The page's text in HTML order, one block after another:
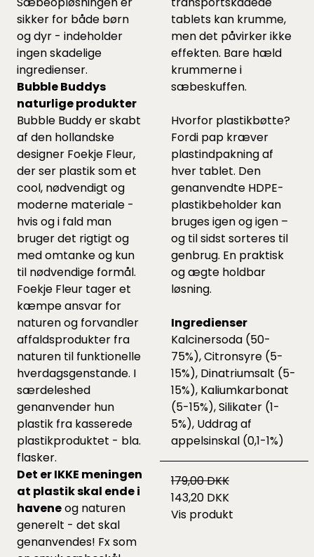
sikker for både børn
og dyr - indeholder
ingen skadelige
ingredienser.
Bubble Buddys
naturlige produkter
Bubble Buddy er skabt
af den hollandske
designer Foekje Fleur,
der ser plastik som et
cool, nødvendigt og
moderne materiale -
hvis og i fald man
bruger det rigtigt og
med omtanke og kun
til nødvendige formål.
Foekje Fleur tager et
kæmpe ansvar for
naturen og forvandler
affaldsprodukter fra
naturen til funktionelle
hverdagsgenstande. I
særdeleshed
genanvender hun
plastik fra kasserede
plastikproduktet - bla.
flasker.
Det er IKKE meningen
at plastik skal ende i
haveneog naturen
generelt - det skal
genanvendes! Fx som
tablets kan krumme,
men det påvirker ikke
effekten. Bare hæld
krummerne i
sæbeskuffen.
Hvorfor plastikbøtte?
Fordi pap kræver
plastindpakning af
hver tablet. Den
genanvendte HDPE-
plastikbeholder kan
bruges igen og igen –
og til sidst sorteres til
genbrug. En praktisk
og ægte holdbar
løsning.
Ingredienser
Kalcinersoda (50-
75%), Citronsyre (5-
15%), Dinatriumsalt (5-
15%), Kaliumkarbonat
(5-15%), Silikater (1-
5%), Uddrag af
appelsinskal (0,1-1%)
179,00 DKK
143,20 DKK
Vis produkt